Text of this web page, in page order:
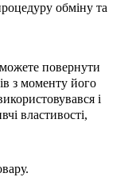
обміну та
повернути
з моменту його
і
властивості,